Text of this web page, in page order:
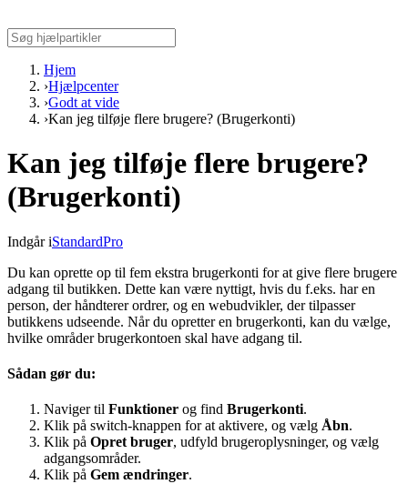
Hjem
›Hjælpcenter
›Godt at vide
›Kan jeg tilføje flere brugere? (Brugerkonti)
Kan jeg tilføje flere brugere?
(Brugerkonti)
Indgår iStandardPro
Du kan oprette op til fem ekstra brugerkonti for at give flere brugere
adgang til butikken. Dette kan være nyttigt, hvis du f.eks. har en
person, der håndterer ordrer, og en webudvikler, der tilpasser
butikkens udseende. Når du opretter en brugerkonti, kan du vælge,
hvilke områder brugerkontoen skal have adgang til.
Sådan gør du:
Naviger til Funktioner og find Brugerkonti.
Klik på switch-knappen for at aktivere, og vælg Åbn.
Klik på Opret bruger, udfyld brugeroplysninger, og vælg
adgangsområder.
Klik på Gem ændringer.